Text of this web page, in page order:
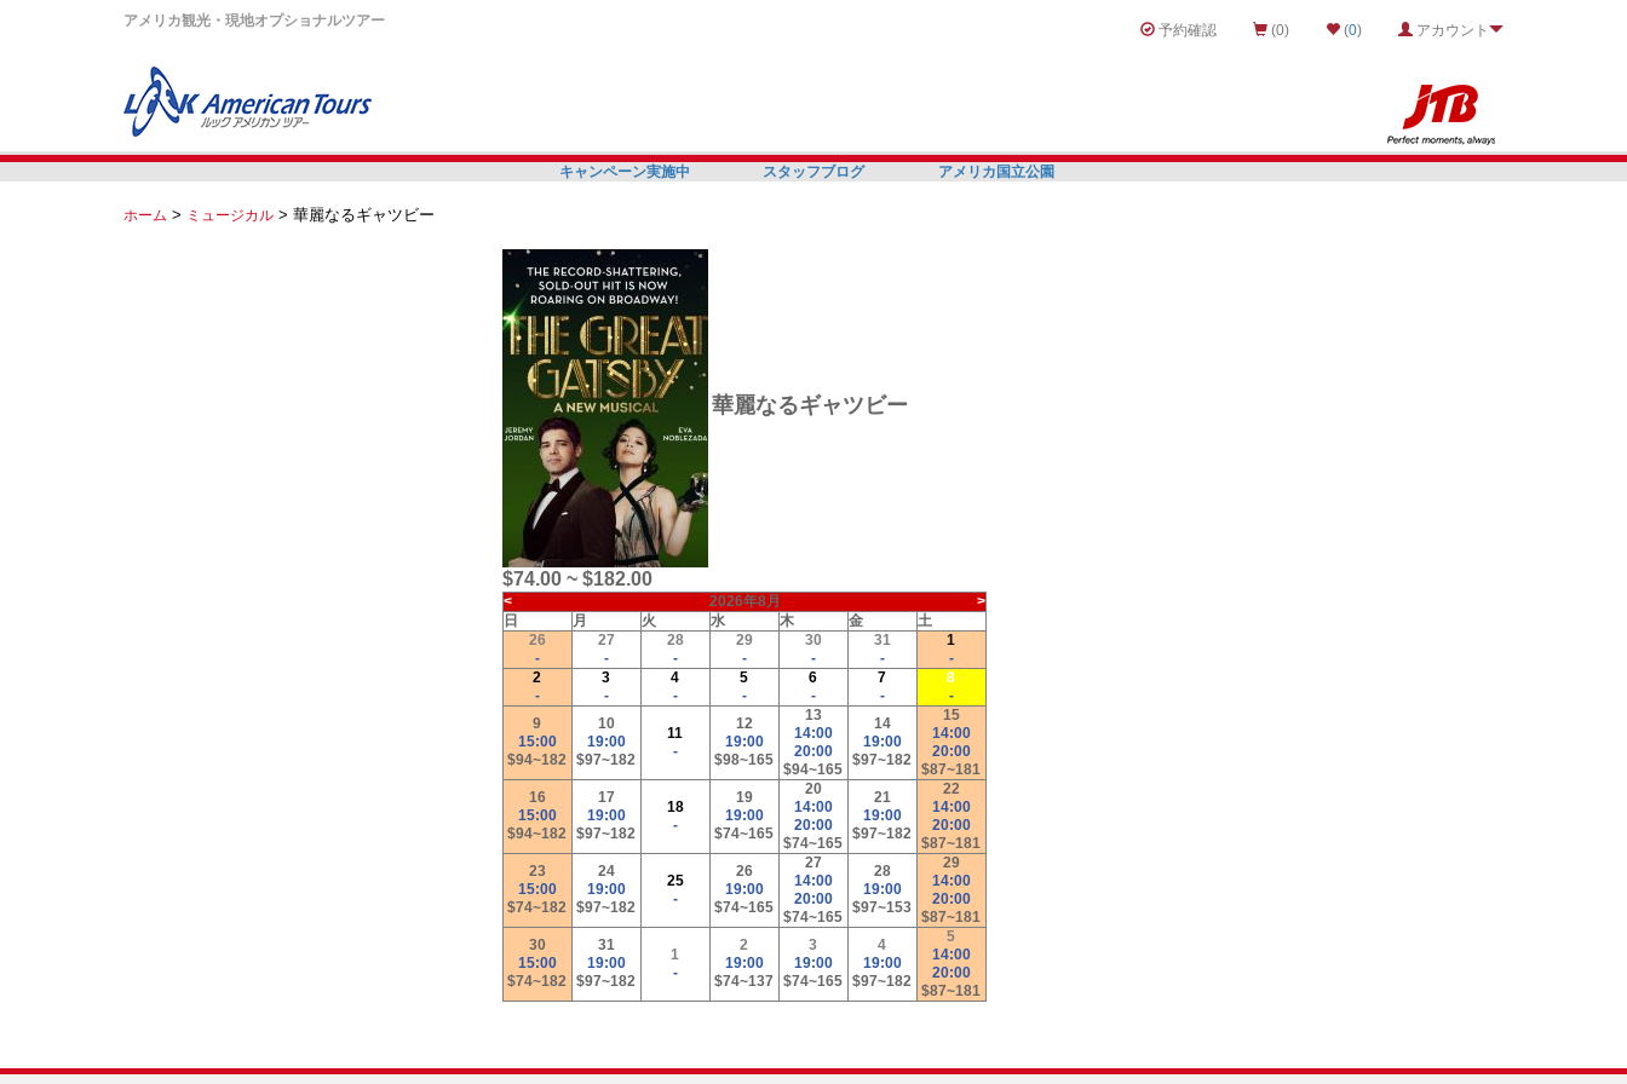
アメリカ観光・現地オプショナルツアー
予約確認 (0) (0) アカウント
キャンペーン実施中 スタッフブログ アメリカ国立公園
ホーム > ミュージカル > 華麗なるギャツビー
華麗なるギャツビー
$74.00 ~ $182.00
< 2026年8月
>
日
月 火 水 木 金
土
26
-
27
-
28
-
29
-
30
-
31
-
1
-
2
-
3
-
4
-
5
-
6
-
7
-
8
-
9
15:00
$94~182
10
19:00
$97~182
11
-
12
19:00
$98~165
13
14:00
20:00
$94~165
14
19:00
$97~182
15
14:00
20:00
$87~181
16
15:00
$94~182
17
19:00
$97~182
18
-
19
19:00
$74~165
20
14:00
20:00
$74~165
21
19:00
$97~182
22
14:00
20:00
$87~181
23
15:00
$74~182
24
19:00
$97~182
25
-
26
19:00
$74~165
27
14:00
20:00
$74~165
28
19:00
$97~153
29
14:00
20:00
$87~181
30
15:00
$74~182
31
19:00
$97~182
1
-
2
19:00
$74~137
3
19:00
$74~165
4
19:00
$97~182
5
14:00
20:00
$87~181